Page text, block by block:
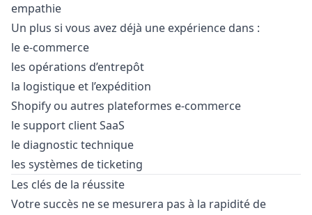
empathie
Un plus si vous avez déjà une expérience dans :
le e-commerce
les opérations d’entrepôt
la logistique et l’expédition
Shopify ou autres plateformes e-commerce
le support client SaaS
le diagnostic technique
les systèmes de ticketing
Les clés de la réussite
Votre succès ne se mesurera pas à la rapidité de